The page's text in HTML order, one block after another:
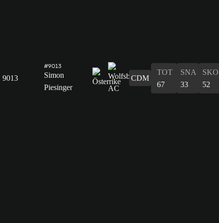
9013
#9013
Simon
Piesinger
CDM
TOT
67
SNA
33
SKO
52